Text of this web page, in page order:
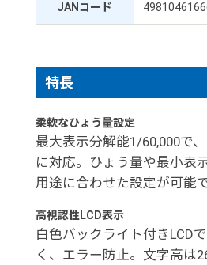
JANコード
特長
柔軟なひょう量設定
最大表示分解能1/60,000で
に対応。ひょう量や最小表
用途に合わせた設定が可能で
高視認性LCD表示
白色バックライト付きLCD
く、エラー防止。文字高は